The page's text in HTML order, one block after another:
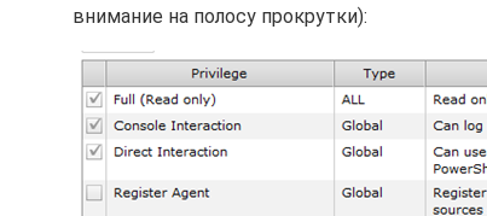
внимание на полосу прокрутки):